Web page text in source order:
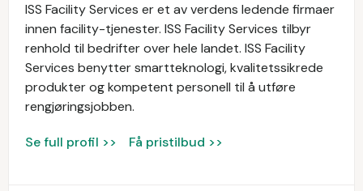
ISS Facility Services er et av verdens ledende firmaer
innen facility-tjenester. ISS Facility Services tilbyr
renhold til bedrifter over hele landet. ISS Facility
Services benytter smartteknologi, kvalitetssikrede
produkter og kompetent personell til å utføre
rengjøringsjobben.
Se full profil >> Få pristilbud >>